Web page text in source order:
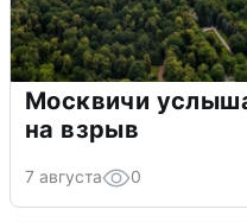
Москвичи
на взрыв
7 августа 0